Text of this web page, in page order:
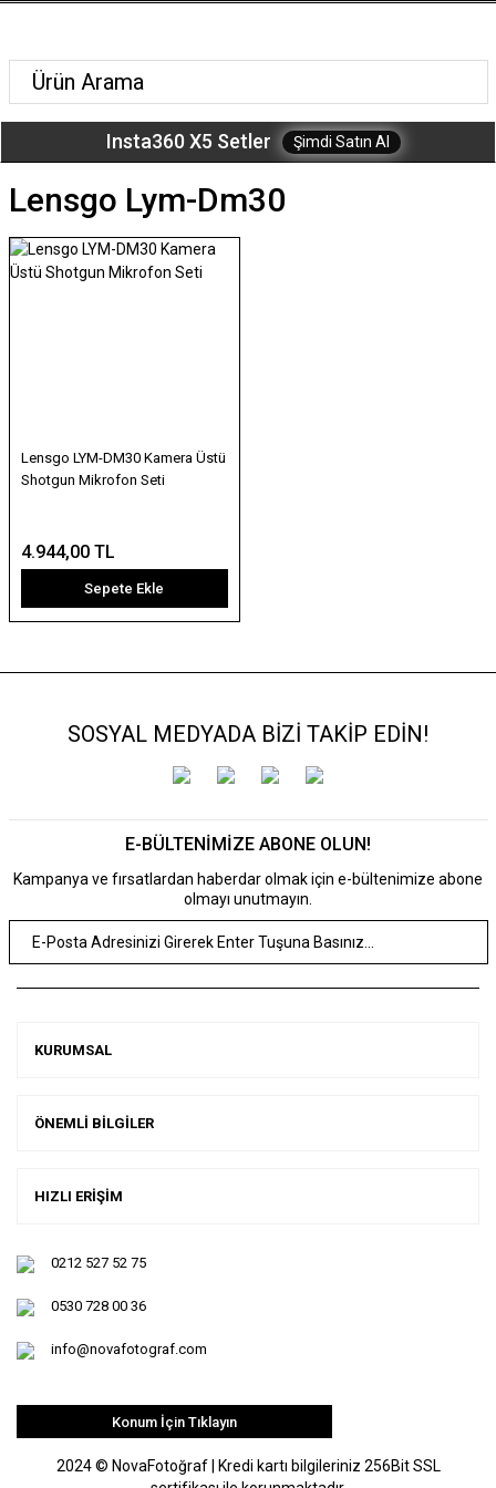
Insta360 X5 Setler Şimdi Satın Al
Lensgo Lym-Dm30
Lensgo LYM-DM30 Kamera Üstü
Shotgun Mikrofon Seti
4.944,00 TL
Sepete Ekle
SOSYAL MEDYADA BİZİ TAKİP EDİN!
E-BÜLTENİMİZE ABONE OLUN!
Kampanya ve fırsatlardan haberdar olmak için e-bültenimize abone
olmayı unutmayın.
KURUMSAL
ÖNEMLİ BİLGİLER
HIZLI ERİŞİM
0212 527 52 75
0530 728 00 36
info@novafotograf.com
Konum İçin Tıklayın
2024 © NovaFotoğraf | Kredi kartı bilgileriniz 256Bit SSL